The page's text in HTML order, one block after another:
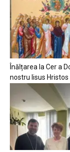
Înălțarea la Cer a
nostru Iisus Hristos